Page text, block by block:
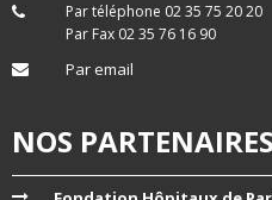
Par téléphone 02 35 75 20 20
Par Fax 02 35 76 16 90
Par email
NOS PARTENAIRES